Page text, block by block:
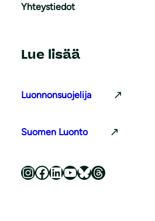
Yhteystiedot
Lue lisää
Luonnonsuojelija
Suomen Luonto
Luonnonsuojeluliitto Instagramissa Luonnonsuojeluliitto Facebookissa Luonnonsuojeluliitto LinkedInissä Luonnonsuojeluliiton YouTube-kanava Luonnonsuojeluliitto Blueskyssa Luonnonsuojeluliitto Threadsissa